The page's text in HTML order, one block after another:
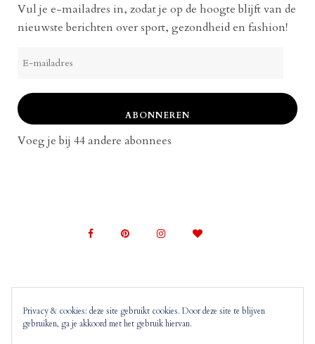
Vul je e-mailadres in, zodat je op de hoogte blijft van de
nieuwste berichten over sport, gezondheid en fashion!
mailadres
ABONNEREN
Voeg je bij 44 andere abonnees
© 2022 Mom on Top |Copyright, Disclaimer en
Privacy & cookies: deze site gebruikt cookies. Door deze site te blijven
gebruiken, ga je akkoord met het gebruik hiervan.